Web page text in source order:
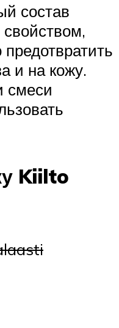
состав
и на кожу.
смеси
Kiilto